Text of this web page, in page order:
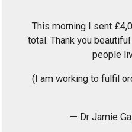
This morning I sent
total. Thank you
people
(I am working to fulfil
— Dr Jamie